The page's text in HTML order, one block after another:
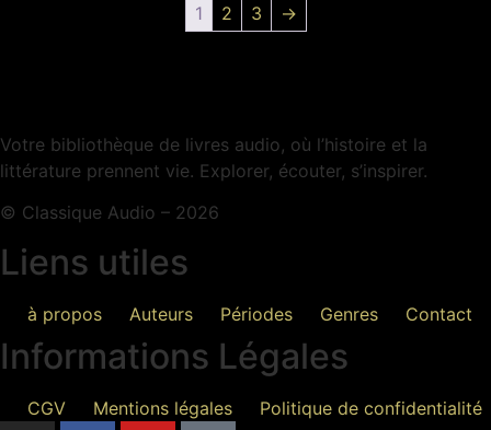
1 2 3 →
Votre bibliothèque de livres audio, où l’histoire et la
littérature prennent vie. Explorer, écouter, s’inspirer.
© Classique Audio – 2026
Liens utiles
à propos Auteurs Périodes Genres Contact
Informations Légales
CGV Mentions légales Politique de confidentialité